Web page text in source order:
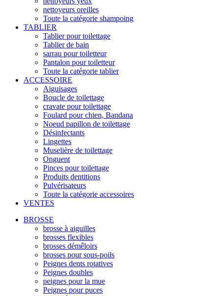
nettoyeurs oreilles
Toute la catégorie shampoing
TABLIER
Tablier pour toilettage
Tablier de bain
sarrau pour toiletteur
Pantalon pour toiletteur
Toute la catégorie tablier
ACCESSOIRE
Aiguisages
Boucle de toilettage
cravate pour toilettage
Foulard pour chien, Bandana
Noeud papillon de toilettage
Désinfectants
Lingettes
Muselière de toilettage
Onguent
Pinces pour toilettage
Produits dentitions
Pulvérisateurs
Toute la catégorie accessoires
VENTES
BROSSE
brosse à aiguilles
brosses flexibles
brosses démêloirs
brosses pour sous-poils
Peignes dents rotatives
Peignes doubles
peignes pour la mue
Peignes pour puces